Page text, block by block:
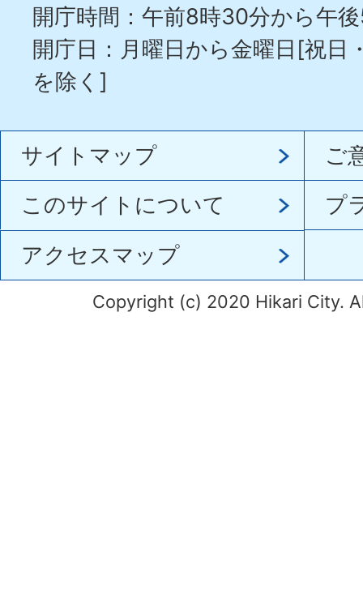
開庁時間：午前8時30分から午
開庁日：月曜日から金曜日[祝日
を除く]
サイトマップ
ご
このサイトについて
プ
アクセスマップ
Copyright (c) 2020 Hikari City.